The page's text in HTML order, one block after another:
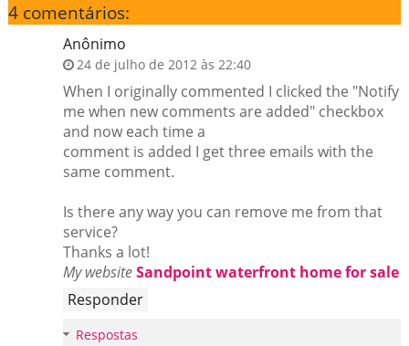
4 comentários:
Anônimo
24 de julho de 2012 às 22:40
When I originally commented I clicked the "Notify
me when new comments are added" checkbox
and now each time a
comment is added I get three emails with the
same comment.
Is there any way you can remove me from that
service?
Thanks a lot!
My websiteSandpoint waterfront home for sale
Responder
Respostas